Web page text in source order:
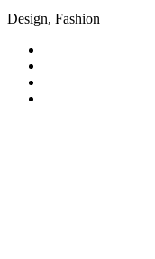
Design, Fashion